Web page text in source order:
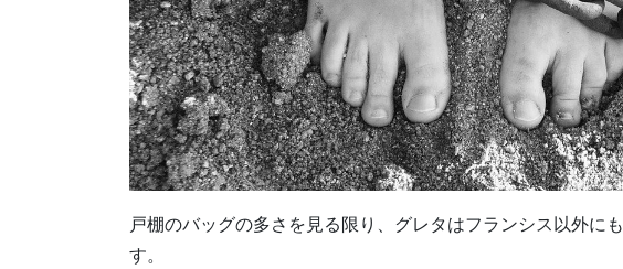
戸棚のバッグの多さを見る限り、グレタはフランシス以外に
す。